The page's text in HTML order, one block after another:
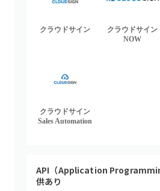
クラウドサイン
クラウドサイン
NOW
クラウドサイン
Sales Automation
API（Application
供あり